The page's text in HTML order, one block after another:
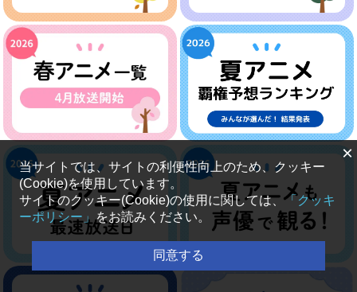
×
当サイトでは、サイトの利便性向上のため、クッキー
(Cookie)を使用しています。
サイトのクッキー(Cookie)の使用に関しては、「クッキ
ーポリシー」をお読みください。
同意する